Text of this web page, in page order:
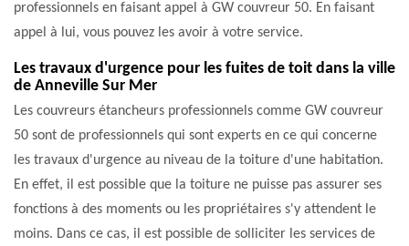
professionnels en faisant appel à GW couvreur 50. En faisant
appel à lui, vous pouvez les avoir à votre service.
Les travaux d'urgence pour les fuites de toit dans la ville
de Anneville Sur Mer
Les couvreurs étancheurs professionnels comme GW couvreur
50 sont de professionnels qui sont experts en ce qui concerne
les travaux d'urgence au niveau de la toiture d'une habitation.
En effet, il est possible que la toiture ne puisse pas assurer ses
fonctions à des moments ou les propriétaires s'y attendent le
moins. Dans ce cas, il est possible de solliciter les services de